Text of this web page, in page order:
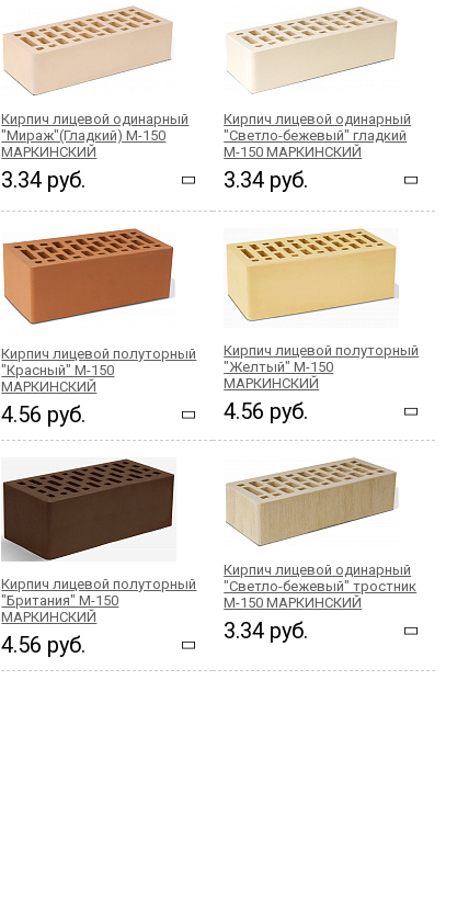
Кирпич лицевой одинарный
"Мираж"(Гладкий) М-150
МАРКИНСКИЙ
3.34 руб.
Кирпич лицевой одинарный
"Светло-бежевый" гладкий
М-150 МАРКИНСКИЙ
3.34 руб.
Кирпич лицевой полуторный
"Красный" М-150
МАРКИНСКИЙ
4.56 руб.
Кирпич лицевой полуторный
"Желтый" М-150
МАРКИНСКИЙ
4.56 руб.
Кирпич лицевой полуторный
"Британия" М-150
МАРКИНСКИЙ
4.56 руб.
Кирпич лицевой одинарный
"Светло-бежевый" тростник
М-150 МАРКИНСКИЙ
3.34 руб.